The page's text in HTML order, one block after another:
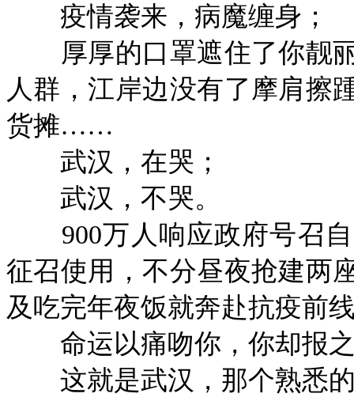
疫情袭来，病魔缠身；
厚厚的口罩遮住了你靓丽
人群，江岸边没有了摩肩擦
货摊……
武汉，在哭；
武汉，不哭。
900万人响应政府号召自
征召使用，不分昼夜抢建两
及吃完年夜饭就奔赴抗疫
命运以痛吻你，你却报
这就是武汉，那个熟悉的